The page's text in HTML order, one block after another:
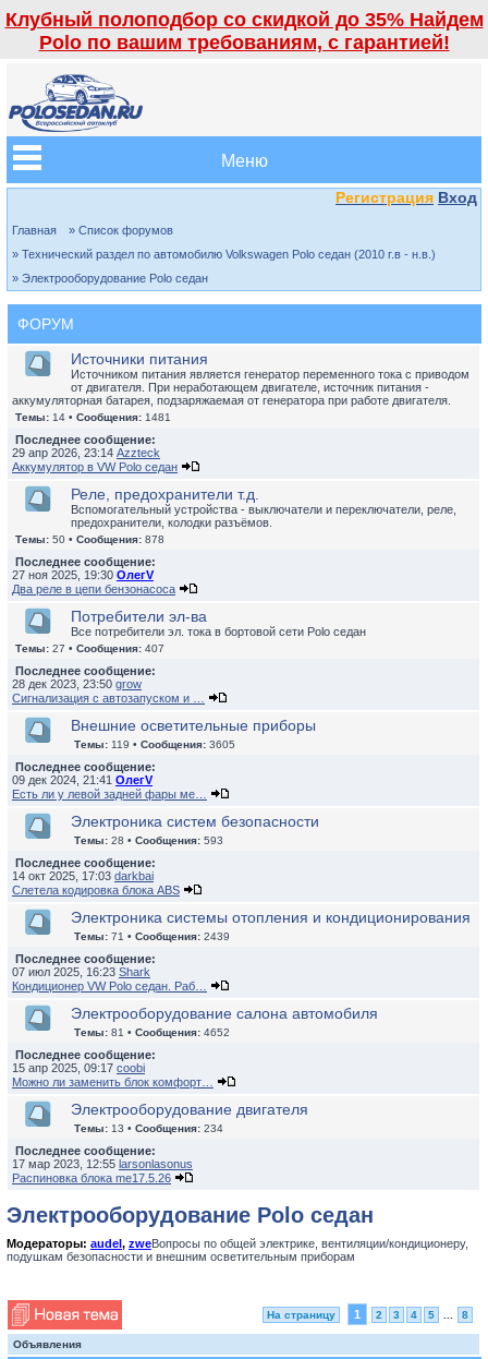
Клубный полоподбор со скидкой до 35% Найдем
Polo по вашим требованиям, с гарантией!
Меню
Регистрация Вход
Главная
» Список форумов
» Технический раздел по автомобилю Volkswagen Polo седан (2010 г.в - н.в.)
» Электрооборудование Polo седан
ФОРУМ
Источники питания
Источником питания является генератор переменного тока с приводом
от двигателя. При неработающем двигателе, источник питания -
аккумуляторная батарея, подзаряжаемая от генератора при работе двигателя.
Темы: 14 • Сообщения: 1481
Последнее сообщение:
29 апр 2026, 23:14 Azzteck
Аккумулятор в VW Polo седан
Реле, предохранители т.д.
Вспомогательный устройства - выключатели и переключатели, реле,
предохранители, колодки разъёмов.
Темы: 50 • Сообщения: 878
Последнее сообщение:
27 ноя 2025, 19:30 ОлегV
Два реле в цепи бензонасоса
Потребители эл-ва
Все потребители эл. тока в бортовой сети Polo седан
Темы: 27 • Сообщения: 407
Последнее сообщение:
28 дек 2023, 23:50 grow
Сигнализация с автозапуском и …
Внешние осветительные приборы
Темы: 119 • Сообщения: 3605
Последнее сообщение:
09 дек 2024, 21:41 ОлегV
Есть ли у левой задней фары ме…
Электроника систем безопасности
Темы: 28 • Сообщения: 593
Последнее сообщение:
14 окт 2025, 17:03 darkbai
Слетела кодировка блока ABS
Электроника системы отопления и кондиционирования
Темы: 71 • Сообщения: 2439
Последнее сообщение:
07 июл 2025, 16:23 Shark
Кондиционер VW Polo седан. Раб…
Электрооборудование салона автомобиля
Темы: 81 • Сообщения: 4652
Последнее сообщение:
15 апр 2025, 09:17 coobi
Можно ли заменить блок комфорт…
Электрооборудование двигателя
Темы: 13 • Сообщения: 234
Последнее сообщение:
17 мар 2023, 12:55 larsonlasonus
Распиновка блока me17.5.26
Электрооборудование Polo седан
Модераторы: audel, zweВопросы по общей электрике, вентиляции/кондиционеру,
подушкам безопасности и внешним осветительным приборам
На страницу 1 2 3 4 5 8
Объявления